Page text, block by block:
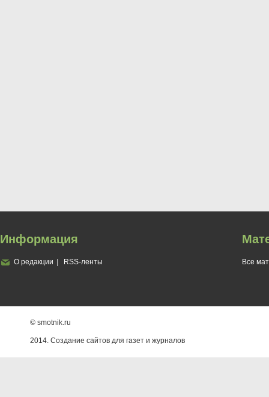
Информация
О редакции RSS-ленты Все
© smotnik.ru
2014. Создание сайтов для газет и журналов